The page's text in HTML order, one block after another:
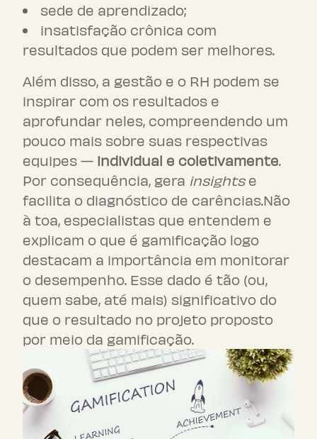
sede de aprendizado;
insatisfação crônica com
resultados que podem ser melhores.
Além disso, a gestão e o RH podem se
inspirar com os resultados e
aprofundar neles, compreendendo um
pouco mais sobre suas respectivas
equipes — individual e coletivamente.
Por consequência, gera insightse
facilita o diagnóstico de carências.Não
à toa, especialistas que entendem e
explicam o que é gamificação logo
destacam a importância em monitorar
o desempenho. Esse dado é tão (ou,
quem sabe, até mais) significativo do
que o resultado no projeto proposto
por meio da gamificação.